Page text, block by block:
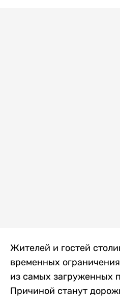
Жителей и гостей
временных
из самых загруженных
Причиной станут